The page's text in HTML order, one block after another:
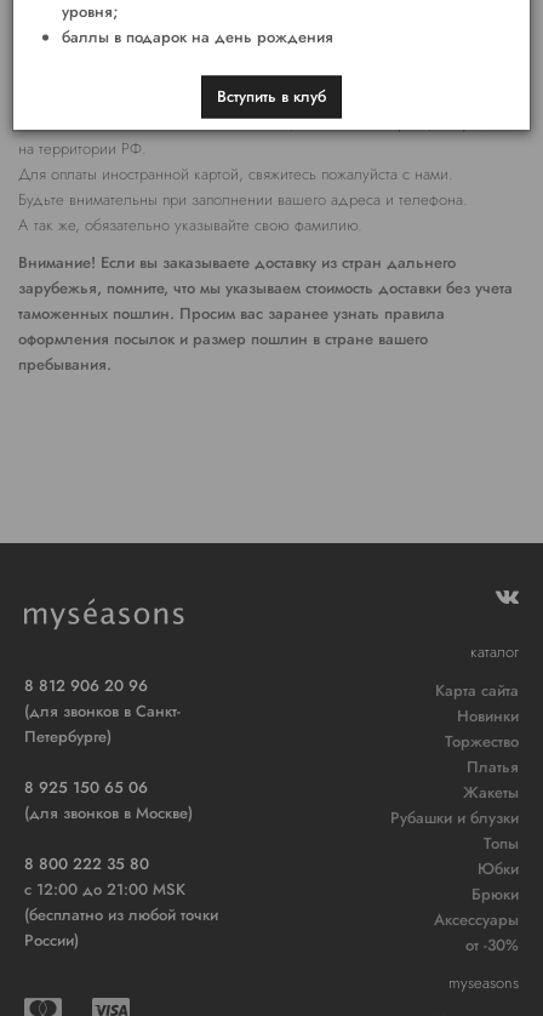
При оформлении заказа после 15:00 отправление осуществляется на
следующий рабочий день
Заказ полностью оплачивается на сайте, банковской картой, выпущенной
на территории РФ.
Для оплаты иностранной картой, свяжитесь пожалуйста с нами.
Будьте внимательны при заполнении вашего адреса и телефона.
А так же, обязательно указывайте свою фамилию.
Внимание! Если вы заказываете доставку из стран дальнего
зарубежья, помните, что мы указываем стоимость доставки без учета
таможенных пошлин. Просим вас заранее узнать правила
оформления посылок и размер пошлин в стране вашего
пребывания.
8 812 906 20 96
(для звонков в Санкт-
Петербурге)
8 925 150 65 06
(для звонков в Москве)
8 800 222 35 80
c 12:00 до 21:00 MSK
(бесплатно из любой точки
России)
каталог
Карта сайта
Новинки
Торжество
Платья
Жакеты
Рубашки и блузки
Топы
Юбки
Брюки
Аксессуары
от -30%
myseasons
уровня;
баллы в подарок на день рождения
Вступить в клуб